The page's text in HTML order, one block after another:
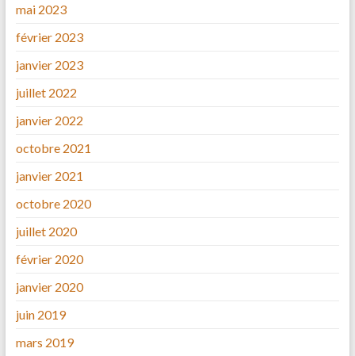
mai 2023
février 2023
janvier 2023
juillet 2022
janvier 2022
octobre 2021
janvier 2021
octobre 2020
juillet 2020
février 2020
janvier 2020
juin 2019
mars 2019